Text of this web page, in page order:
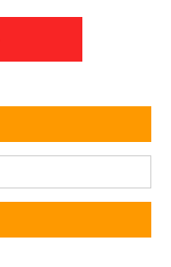
ましたら お早めにご相談ください。